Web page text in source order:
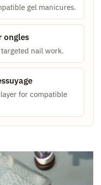
gel manicures.
ongles
nail work.
for compatible